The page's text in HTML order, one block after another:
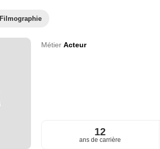
Filmographie
Métier Acteur
12
ans de carrière